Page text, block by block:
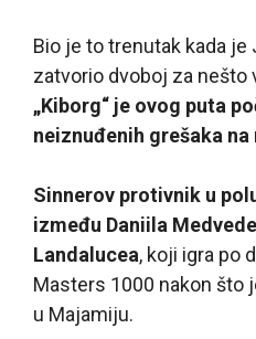
Bio je to trenutak kada je
zatvorio dvoboj za nešto
„Kiborg“ je ovog puta
neiznuđenih grešaka
Sinnerov protivnik u
između Daniila
Landalucea, koji igra po
Masters 1000 nakon što
u Majamiju.